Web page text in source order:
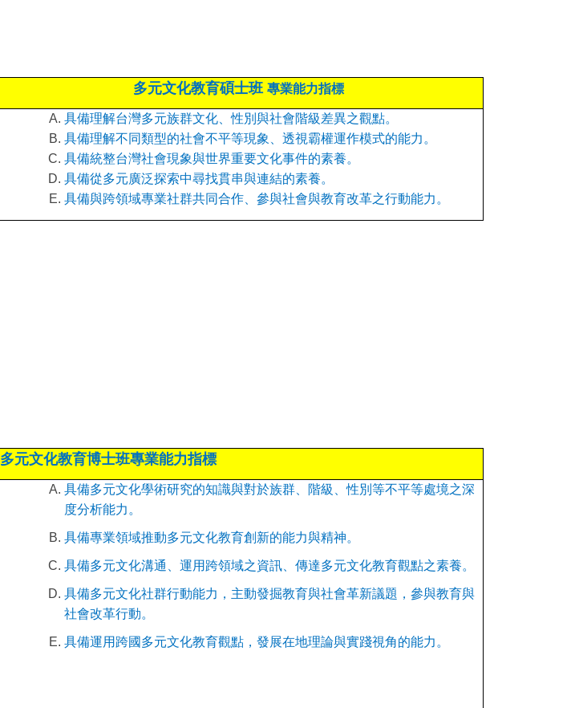
多元文化教育碩士班 專業能力指標
具備理解台灣多元族群文化、性別與社會階級差異之觀點。
具備理解不同類型的社會不平等現象、透視霸權運作模式的能力。
具備統整台灣社會現象與世界重要文化事件的素養。
具備從多元廣泛探索中尋找貫串與連結的素養。
具備與跨領域專業社群共同合作、參與社會與教育改革之行動能力。
多元文化教育博士班專業能力指標
具備多元文化學術研究的知識與對於族群、階級、性別等不平等處境之深
度分析能力。
具備專業領域推動多元文化教育創新的能力與精神。
具備多元文化溝通、運用跨領域之資訊、傳達多元文化教育觀點之素養。
具備多元文化社群行動能力，主動發掘教育與社會革新議題，參與教育與
社會改革行動。
具備運用跨國多元文化教育觀點，發展在地理論與實踐視角的能力。